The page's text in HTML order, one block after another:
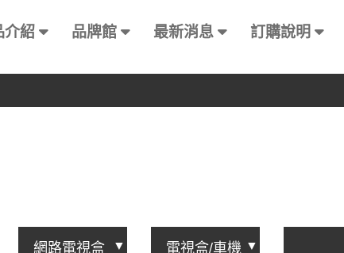
介紹 品牌館 最新消息 訂購說明